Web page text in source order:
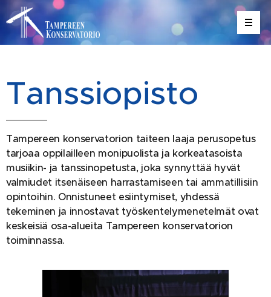
Tanssiopisto
Tampereen konservatorion taiteen laaja perusopetus
tarjoaa oppilailleen monipuolista ja korkeatasoista
musiikin- ja tanssinopetusta, joka synnyttää hyvät
valmiudet itsenäiseen harrastamiseen tai ammatillisiin
opintoihin. Onnistuneet esiintymiset, yhdessä
tekeminen ja innostavat työskentelymenetelmät ovat
keskeisiä osa-alueita Tampereen konservatorion
toiminnassa.